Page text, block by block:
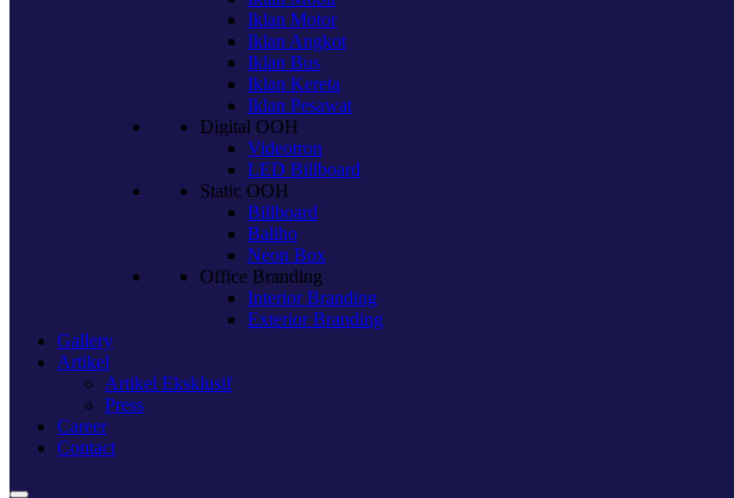
Iklan Motor
Iklan Angkot
Iklan Bus
Iklan Kereta
Iklan Pesawat
Digital OOH
Videotron
LED Billboard
Static OOH
Billboard
Baliho
Neon Box
Office Branding
Interior Branding
Exterior Branding
Gallery
Artikel
Artikel Eksklusif
Press
Career
Contact